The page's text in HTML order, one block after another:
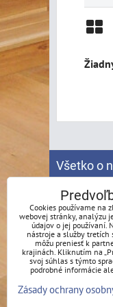
Všetko o
Možnosti
Možnosti
Produkty
Montáž
Cookies používame na
webovej stránky, analýzu
údajov o jej používaní.
nástroje a služby tretích
môžu preniesť k
krajinách. Kliknutím na
svoj súhlas s týmto
podrobné informácie
Zásady ochrany